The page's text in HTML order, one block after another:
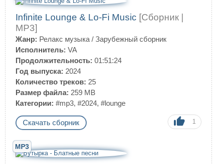
Infinite Lounge & Lo-Fi Music [Сборник |
MP3]
Жанр: Релакс музыка / Зарубежный сборник
Исполнитель: VA
Продолжительность: 01:51:24
Год выпуска: 2024
Количество треков: 25
Размер файла: 259 MB
Категории: #mp3, #2024, #lounge
Скачать сборник 1
MP3